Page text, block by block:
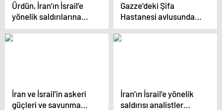
Ürdün, İran’ın İsrail’e
yönelik saldırılarına
karşı ABD, İngiltere ve
Fransa ile güçlerini
Gazze’deki Şifa
Hastanesi avlusunda
toplu mezar bulundu
İran ve İsrail’in askeri
güçleri ve savunma
İran’ın İsrail’e yönelik
saldırısı analistler